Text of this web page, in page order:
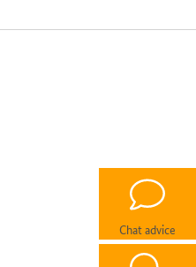
Chat advice